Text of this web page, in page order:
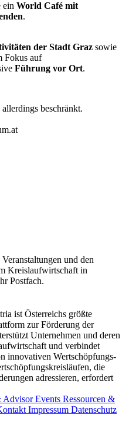
ein World Café mit
.
der Stadt Graz sowie
Fokus auf
Führung vor Ort.
beschränkt.
und den
Kreislaufwirtschaft in
Postfach.
ist Österreichs größte
zur Förderung der
Unternehmen und deren
und verbindet
innovativen Wertschöpfungs-
die
adressieren, erfordert
AdvisorEvents Ressourcen &
Impressum Datenschutz